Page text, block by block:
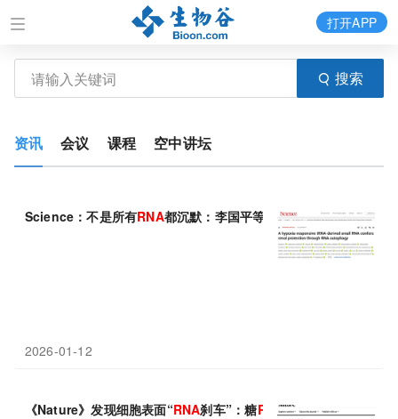
搜索
打开APP
资讯 会议 课程 空中讲坛
Science：不是所有RNA都沉默：李国平等揭示缺氧响应性tRNA
2026-01-12
《Nature》发现细胞表面“RNA刹车”：糖RNA-硫酸乙酰肝素复合